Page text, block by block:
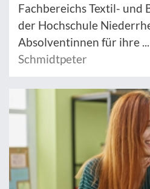
Fachbereichs Textil- und
der Hochschule
Absolventinnen für ihre ...
Schmidtpeter